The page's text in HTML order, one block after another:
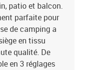
patio et balcon.
parfaite pour
de camping a
en tissu
qualité. De
en 3 réglages